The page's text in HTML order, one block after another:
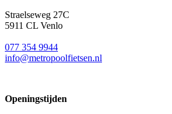
Straelseweg 27C
5911 CL Venlo
077 354 9944
info@metropoolfietsen.nl
Openingstijden